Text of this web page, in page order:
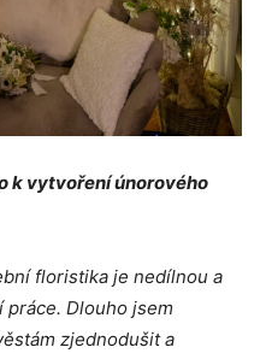
k vytvoření únorového
floristika je nedílnou a
práce. Dlouho jsem
zjednodušit a